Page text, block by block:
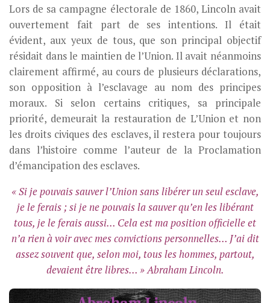
Lors de sa campagne électorale de 1860, Lincoln avait
ouvertement fait part de ses intentions. Il était
évident, aux yeux de tous, que son principal objectif
résidait dans le maintien de l’Union. Il avait néanmoins
clairement affirmé, au cours de plusieurs déclarations,
son opposition à l’esclavage au nom des principes
moraux. Si selon certains critiques, sa principale
priorité, demeurait la restauration de L’Union et non
les droits civiques des esclaves, il restera pour toujours
dans l’histoire comme l’auteur de la Proclamation
d’émancipation des esclaves.
« Si je pouvais sauver l’Union sans libérer un seul esclave,
je le ferais ; si je ne pouvais la sauver qu’en les libérant
tous, je le ferais aussi… Cela est ma position officielle et
n’a rien à voir avec mes convictions personnelles… J’ai dit
assez souvent que, selon moi, tous les hommes, partout,
devaient être libres… » Abraham Lincoln.